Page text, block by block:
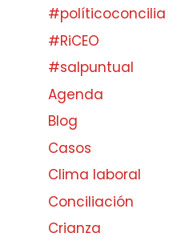
#políticoconcilia
#RiCEO
#salpuntual
Agenda
Blog
Casos
Clima laboral
Conciliación
Crianza